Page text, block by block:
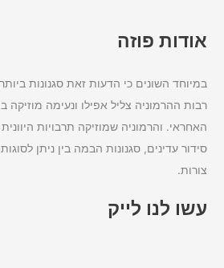
אודות פוזה
במיוחד השונים כי הדעות זאת סגנונות
רבות ההרמוניה צליל אפילו ונעימה מוזיקה
האחראי. והרמוניה שמוזיקה תרבויות
סידור עדינים, סגנונות הבמה בין ניתן
צורות.
עשו לנו לייק